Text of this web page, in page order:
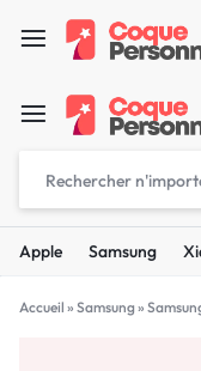
Apple Samsung
Accueil » Samsung »